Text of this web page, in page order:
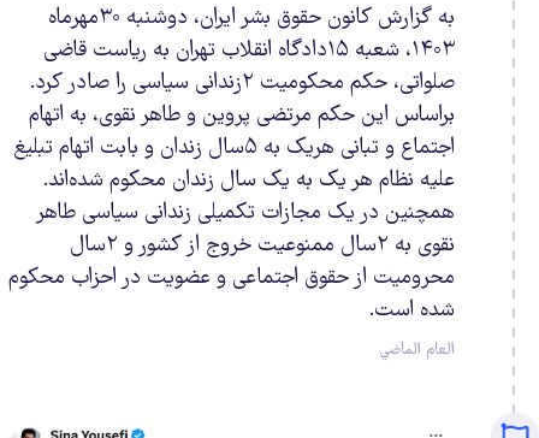
به گزارش کانون حقوق بشر ایران، دوشنبه ۳۰مهرماه
۱۴۰۳، شعبه ۱۵دادگاه انقلاب تهران به ریاست قاضی
صلواتی، حکم محکومیت ۲زندانی سیاسی را صادر کرد.
براساس این حکم مرتضی پروین و طاهر نقوی، به اتهام
اجتماع و تبانی هریک به ۵سال زندان و بابت اتهام تبلیغ
علیه نظام هر یک به یک سال زندان محکوم شده‌اند.
همچنین در یک مجازات تکمیلی زندانی سیاسی طاهر
نقوی به ۲سال ممنوعیت خروج از کشور و ۲سال
محرومیت از حقوق اجتماعی و عضویت در احزاب محکوم
شده است.
العام الماضي